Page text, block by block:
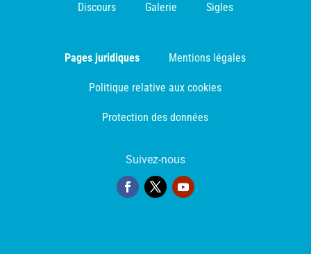
Discours Galerie Sigles
Pages juridiques Mentions légales
Politique relative aux cookies
Protection des données
Suivez-nous